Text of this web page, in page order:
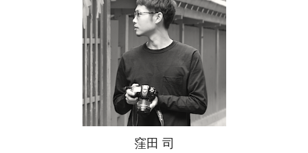
窪田 司